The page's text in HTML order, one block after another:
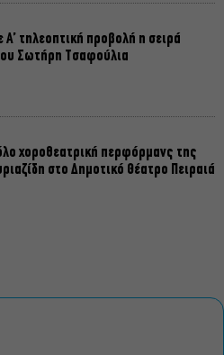
τηλεοπτική προβολή η σειρά
Σωτήρη Τσαφούλια
χοροθεατρική περφόρμανς της
στο Δημοτικό Θέατρο Πειραιά